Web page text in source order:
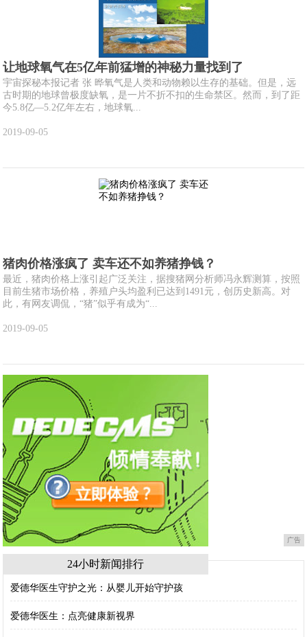
让地球氧气在5亿年前猛增的神秘力量找到了
宇宙探秘本报记者 张 晔氧气是人类和动物赖以生存的基础。但是，远
古时期的地球曾极度缺氧，是一片不折不扣的生命禁区。然而，到了距
今5.8亿—5.2亿年左右，地球氧...
2019-09-05
猪肉价格涨疯了 卖车还不如养猪挣钱？
最近，猪肉价格上涨引起广泛关注，据搜猪网分析师冯永辉测算，按照
目前生猪市场价格，养殖户头均盈利已达到1491元，创历史新高。对
此，有网友调侃，“猪”似乎有成为“...
2019-09-05
广告
24小时新闻排行
爱德华医生守护之光：从婴儿开始守护孩
爱德华医生：点亮健康新视界